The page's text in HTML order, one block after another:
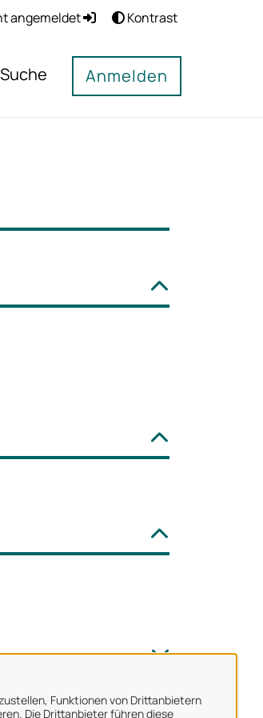
Funktionen von Drittanbietern
Die Drittanbieter führen diese
angemeldet Kontrast
Suche Anmelden